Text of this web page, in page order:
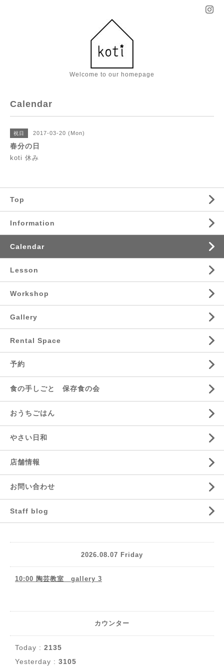
Welcome to our homepage
Calendar
祝日 2017-03-20 (Mon)
春分の日
koti 休み
Top
Information
Calendar
Lesson
Workshop
Gallery
Rental Space
予約
食の手しごと 保存食の会
おうちごはん
やさい日和
店舗情報
お問い合わせ
Staff blog
2026.08.07 Friday
10:00 陶芸教室 gallery 3
カウンター
Today : 2135
Yesterday : 3105